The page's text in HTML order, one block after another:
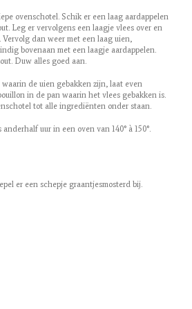
ovenschotel. Schik er een laag aardappelen
Leg er vervolgens een laagje vlees over en
Vervolg dan weer met een laag uien,
bovenaan met een laagje aardappelen.
Duw alles goed aan.
de uien gebakken zijn, laat even
in de pan waarin het vlees gebakken is.
tot alle ingrediënten onder staan.
uur in een oven van 140° à 150°.
er een schepje graantjesmosterd bij.